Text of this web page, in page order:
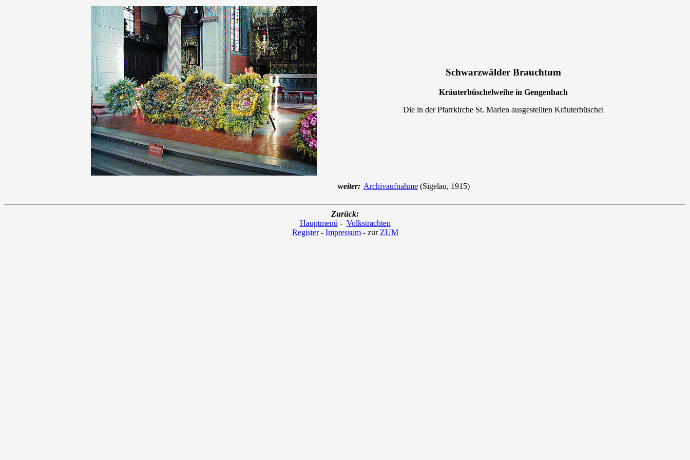
Schwarzwälder Brauchtum
Kräuterbüschelweihe in Gengenbach
Die in der Pfarrkirche St. Marien ausgestellten Kräuterbüschel
weiter: Archivaufnahme (Sigelau, 1915)
Zurück:
Hauptmenü - Volkstrachten
Register- Impressum- zur ZUM